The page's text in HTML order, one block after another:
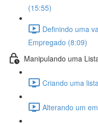
(15:55)
Definindo uma
Empregado (8:09)
Manipulando uma
Criando uma
Alterando um